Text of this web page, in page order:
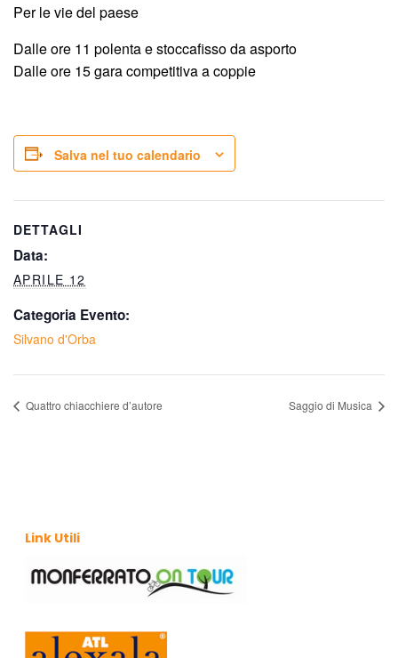
Per le vie del paese
Dalle ore 11 polenta e stoccafisso da asporto
Dalle ore 15 gara competitiva a coppie
Salva nel tuo calendario
DETTAGLI
Data:
APRILE 12
Categoria Evento:
Silvano d'Orba
Quattro chiacchiere d’autore Saggio di Musica
Link Utili